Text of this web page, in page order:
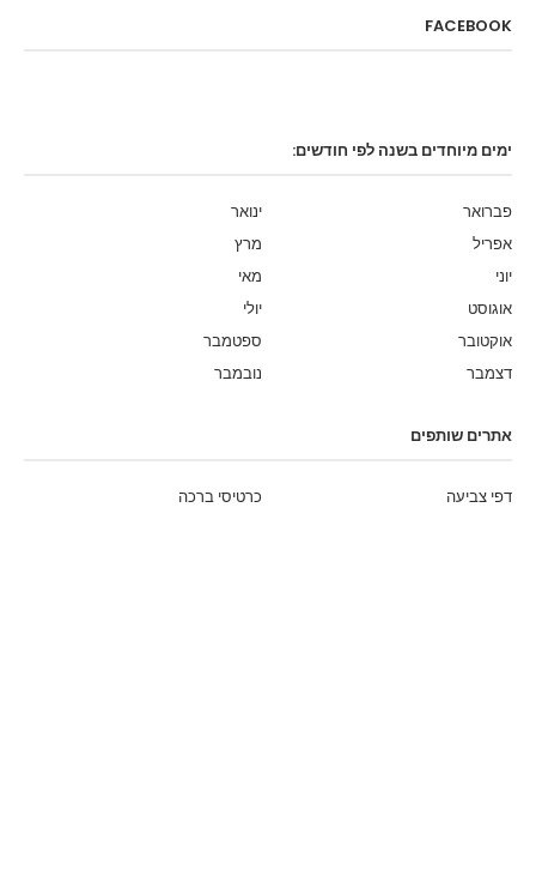
FACEBOOK
ימים מיוחדים בשנה לפי חודשים:
ינואר
פברואר
מרץ
אפריל
מאי
יוני
יולי
אוגוסט
ספטמבר
אוקטובר
נובמבר
דצמבר
אתרים שותפים
כרטיסי ברכה דפי צביעה